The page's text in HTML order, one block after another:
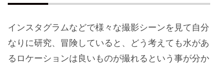
インスタグラムなどで様々な撮影シーンを見て自分
なりに研究、冒険していると、どう考えても水があ
るロケーションは良いものが撮れるという事が分か